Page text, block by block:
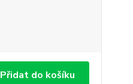
Přidat do košíku